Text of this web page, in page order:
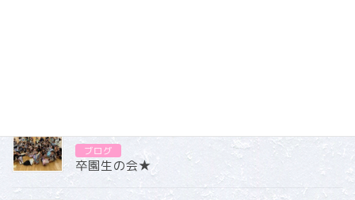
ブログ
卒園生の会★